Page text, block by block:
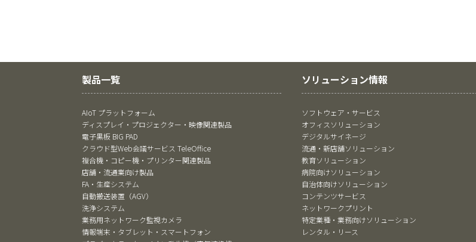
製品一覧
AIoT プラットフォーム
ディスプレイ・プロジェクター・映像関連製品
電子黒板 BIG PAD
クラウド型Web会議サービス TeleOffice
複合機・コピー機・プリンター関連製品
店舗・流通業向け製品
FA・生産システム
自動搬送装置（AGV）
洗浄システム
業務用ネットワーク監視カメラ
情報端末・タブレット・スマートフォン
ソリューション情報
ソフトウェア・サービス
オフィスソリューション
デジタルサイネージ
流通・新店舗ソリューション
教育ソリューション
病院向けソリューション
自治体向けソリューション
コンテンツサービス
ネットワークプリント
特定業種・業務向けソリューション
レンタル・リース